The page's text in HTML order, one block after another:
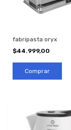
fabripasta oryx
$44.999,00